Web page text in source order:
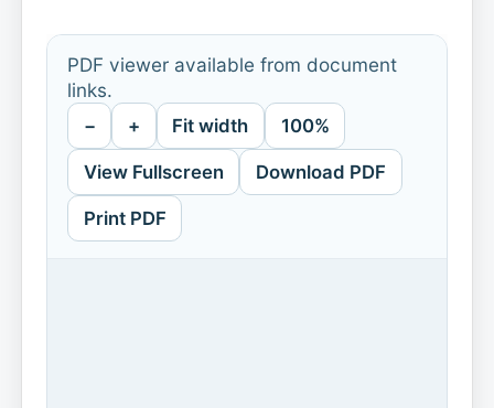
PDF viewer available from document
links.
− + Fit width 100%
View Fullscreen Download PDF
Print PDF